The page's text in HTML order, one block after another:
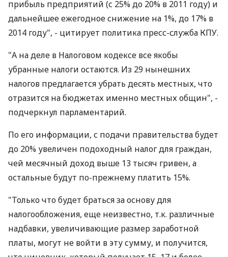
прибыль предприятий (с 25% до 20% в 2011 году) и
дальнейшее ежегодное снижение на 1%, до 17% в
2014 году", - цитирует политика пресс-служба КПУ.
"А на деле в Налоговом кодексе все якобы
убранные налоги остаются. Из 29 нынешних
налогов предлагается убрать десять местных, что
отразится на бюджетах именно местных общин", -
подчеркнул парламентарий.
По его информации, с подачи правительства будет
до 20% увеличен подоходный налог для граждан,
чей месячный доход выше 13 тысяч гривен, а
остальные будут по-прежнему платить 15%.
"Только что будет браться за основу для
налогообложения, еще неизвестно, т.к. различные
надбавки, увеличивающие размер заработной
платы, могут не войти в эту сумму, и получится,